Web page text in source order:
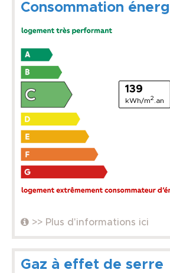
Consommation
139
kWh/m2 .an
>> Plus d'informations ici
Gaz à effet de serre